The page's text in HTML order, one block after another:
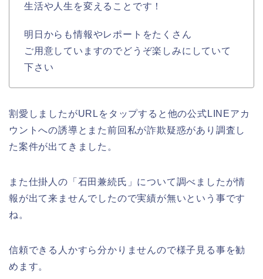
生活や人生を変えることです！
明日からも情報やレポートをたくさん
ご用意していますのでどうぞ楽しみにしていて
下さい
割愛しましたがURLをタップすると他の公式LINEアカ
ウントへの誘導とまた前回私が詐欺疑惑があり調査し
た案件が出てきました。
また仕掛人の「石田兼続氏」について調べましたが情
報が出て来ませんでしたので実績が無いという事です
ね。
信頼できる人かすら分かりませんので様子見る事を勧
めます。